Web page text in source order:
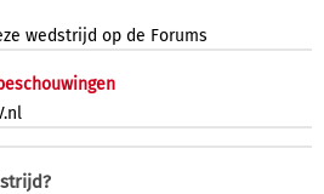
wedstrijd op de Forums